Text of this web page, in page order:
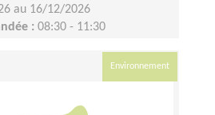
au 16/12/2026
: 08:30 - 11:30
Environnement